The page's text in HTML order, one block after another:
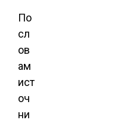
По
сл
ов
ам
ист
оч
ни